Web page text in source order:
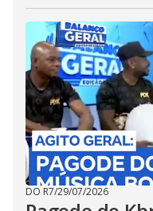
DO R7/29/07/2026